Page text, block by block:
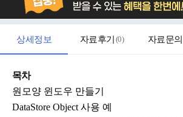
상세정보 자료후기 (0) 자료문의
목차
원모양 윈도우 만들기
DataStore Object 사용 예